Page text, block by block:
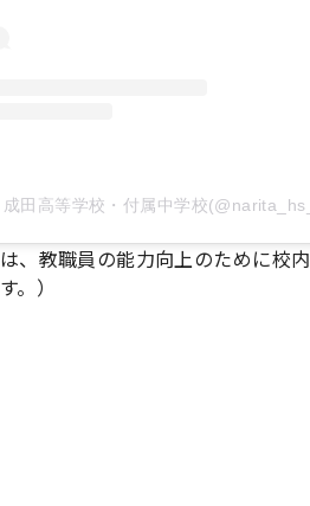
成田高等学校・付属中学校
、教職員の能力向上のために校
。）